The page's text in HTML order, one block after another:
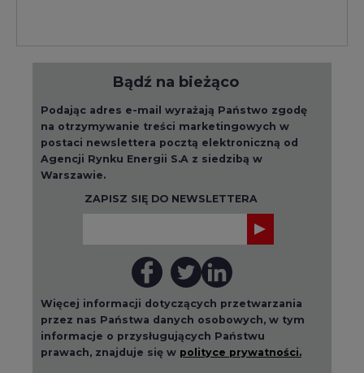
Bądź na bieżąco
Podając adres e-mail wyrażają Państwo zgodę
na otrzymywanie treści marketingowych w
postaci newslettera pocztą elektroniczną od
Agencji Rynku Energii S.A z siedzibą w
Warszawie.
ZAPISZ SIĘ DO NEWSLETTERA
Więcej informacji dotyczących przetwarzania
przez nas Państwa danych osobowych, w tym
informacje o przysługujących Państwu
prawach, znajduje się w polityce prywatności.